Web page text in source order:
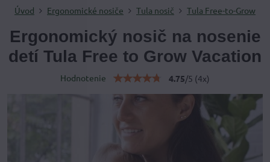
Úvod Ergonomické nosiče Tula nosič Tula Free-to-Grow
Ergonomický nosič na nosenie
detí Tula Free to Grow Vacation
Hodnotenie 4.75/5 (4x)